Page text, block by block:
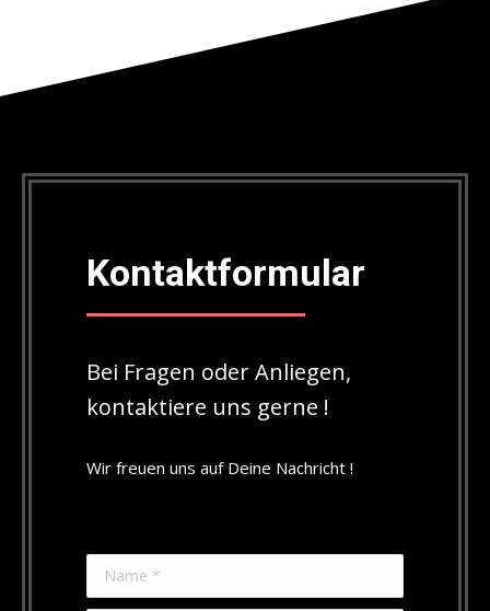
Kontaktformular
Bei Fragen oder Anliegen,
kontaktiere uns gerne !
Wir freuen uns auf Deine Nachricht !
Name *